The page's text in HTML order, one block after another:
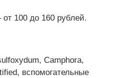
100 до 160 рублей.
Camphora,
вспомогательные